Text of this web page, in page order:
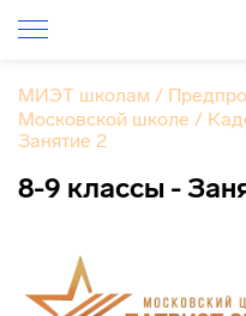
МИЭТ школам /
Московской школе /
Занятие 2
8-9 классы -